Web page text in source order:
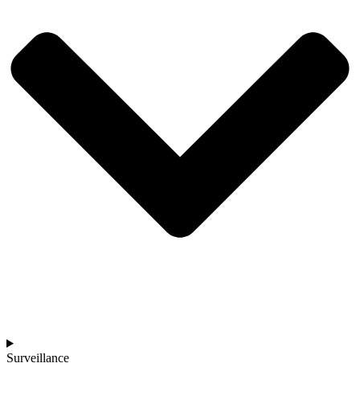
Surveillance